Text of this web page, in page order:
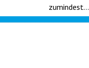
zumindest…